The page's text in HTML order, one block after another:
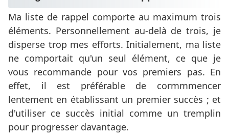
Ma liste de rappel comporte au maximum trois
éléments. Personnellement au-delà de trois, je
disperse trop mes efforts. Initialement, ma liste
ne comportait qu'un seul élément, ce que je
vous recommande pour vos premiers pas. En
effet, il est préférable de cormmmencer
lentement en établissant un premier succès ; et
d'utiliser ce succès initial comme un tremplin
pour progresser davantage.